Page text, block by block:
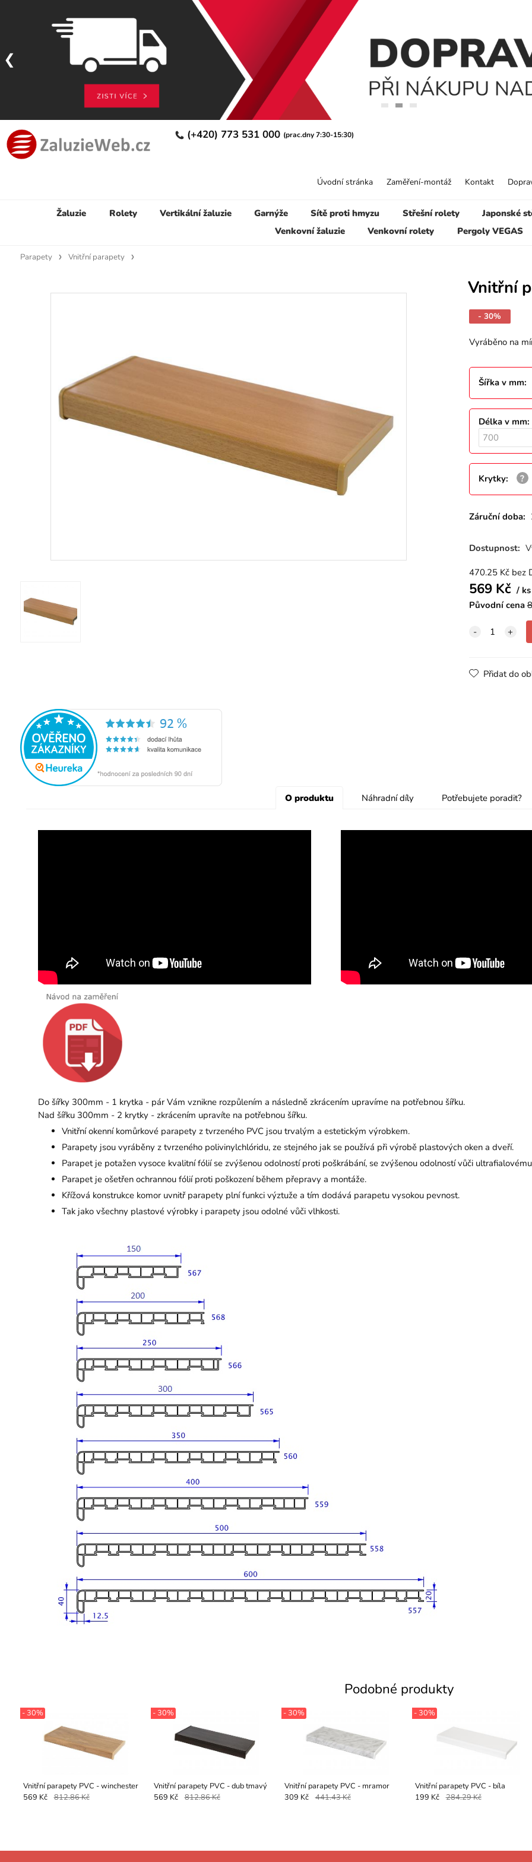
(+420) 773 531 000 (prac.dny 7:30-15:30)
Žaluzie Rolety Vertikální žaluzie Garnýže Sítě proti hmyzu Střešní rolety Japonské
Venkovní žaluzie
Venkovní rolety Pergoly VEGAS
Úvodní stránka Zaměření-montáž Kontakt
Parapety Vnitřní parapety
Vnitřní
- 30%
Vyráběno na
Šířka v mm:
Délka v mm:
Krytky:
Záruční doba:
Dostupnost:
470.25Kč bez
569Kč
ks
Původní cena
Přidat do
O produktu Náhradní díly Potřebujete poradit?
Do šířky 300mm - 1 krytka - pár Vám vznikne rozpůlením a následně zkrácením upravíme na potřebnou šířku.
Nad šířku 300mm - 2 krytky - zkrácením upravíte na potřebnou šířku.
Vnitřní okenní komůrkové parapety z tvrzeného PVC jsou trvalým a estetickým výrobkem.
Parapety jsou vyráběny z tvrzeného polivinylchlóridu, ze stejného jak se používá při výrobě plastových oken a dveří.
Parapet je potažen vysoce kvalitní fólií se zvýšenou odolností proti poškrábání, se zvýšenou odolností vůči
Parapet je ošetřen ochrannou fólií proti poškození během přepravy a montáže.
Křížová konstrukce komor uvnitř parapety plní funkci výztuže a tím dodává parapetu vysokou pevnost.
Tak jako všechny plastové výrobky i parapety jsou odolné vůči vlhkosti.
Podobné produkty
Vnitřní parapety PVC - winchester
- 30%
569 Kč 812.86 Kč
Vnitřní parapety PVC - dub tmavý
- 30%
569 Kč 812.86 Kč
Vnitřní parapety PVC - mramor
- 30%
309 Kč 441.43 Kč
Vnitřní parapety PVC - bíla
- 30%
199 Kč 284.29 Kč